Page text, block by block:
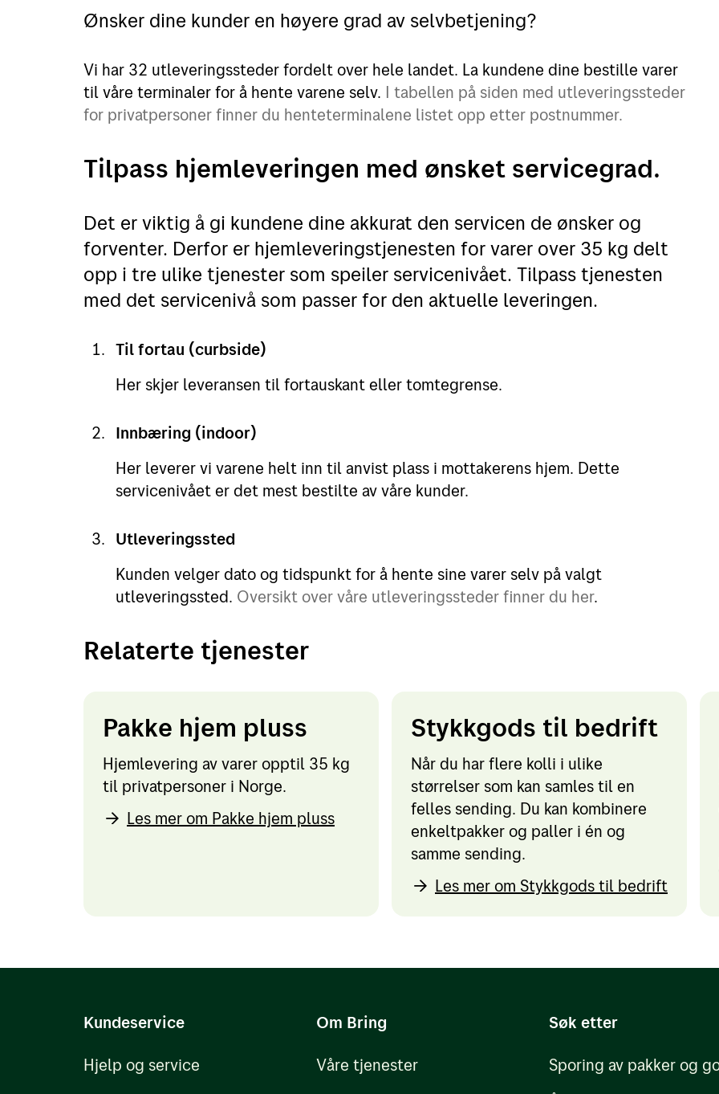
Ønsker dine kunder en høyere grad av selvbetjening?
Vi har 32 utleveringssteder fordelt over hele landet. La kundene dine bestille varer
til våre terminaler for å hente varene selv. I tabellen på siden med utleveringssteder
for privatpersoner finner du henteterminalene listet opp etter postnummer.
Tilpass hjemleveringen med ønsket servicegrad.
Det er viktig å gi kundene dine akkurat den servicen de ønsker og
forventer. Derfor er hjemleveringstjenesten for varer over 35 kg delt
opp i tre ulike tjenester som speiler servicenivået. Tilpass tjenesten
med det servicenivå som passer for den aktuelle leveringen.
Til fortau (curbside)
Her skjer leveransen til fortauskant eller tomtegrense.
Innbæring (indoor)
Her leverer vi varene helt inn til anvist plass i mottakerens hjem. Dette
servicenivået er det mest bestilte av våre kunder.
Utleveringssted
Kunden velger dato og tidspunkt for å hente sine varer selv på valgt
utleveringssted. Oversikt over våre utleveringssteder finner du her.
Relaterte tjenester
Pakke hjem pluss
Hjemlevering av varer opptil 35 kg
til privatpersoner i Norge.
Les mer om Pakke hjem pluss
Stykkgods til bedrift
Når du har flere kolli i ulike
størrelser som kan samles til en
felles sending. Du kan kombinere
enkeltpakker og paller i én og
samme sending.
Les mer om Stykkgods til bedrift
Kundeservice
Hjelp og service
Om Bring
Våre tjenester
Søk etter
Sporing av pakker og